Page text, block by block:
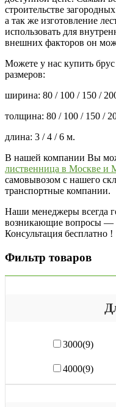
строительстве
а так же изготовление
использовать для
внешних факторов он
Можете у нас купить
размеров:
ширина: 80 / 100 / 150 /
толщина: 80 / 100 / 150 /
длина: 3 / 4 / 6 м.
В нашей компании Вы
лиственница в Москве и
самовывозом с нашего
транспортные компании.
Наши менеджеры всегда
возникающие вопросы —
Консультация бесплатно !
Фильтр товаров
3000(9)
4000(9)